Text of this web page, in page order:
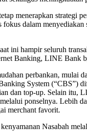
menerapkan strategi
dalam
ini hampir seluruh
Banking, LINE
perbankan,
System
dan top-up. Selain
ponselnya. Lebih
merchant favorit.
Nasabah